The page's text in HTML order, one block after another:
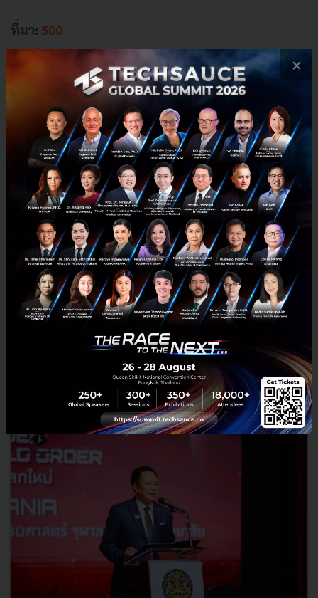
ที่มา: 500
Investment 500 Startups
No comment
RELATED ARTICLE
×